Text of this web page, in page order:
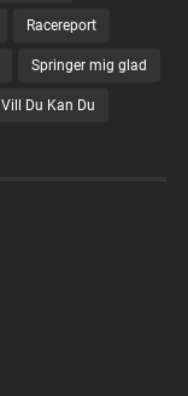
Racereport
Springer mig glad
Vill Du Kan Du